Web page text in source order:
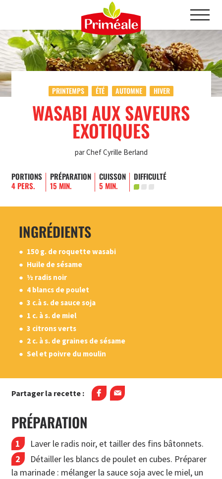
PRINTEMPS ÉTÉ AUTOMNE HIVER
WASABI AUX SAVEURS
EXOTIQUES
par Chef Cyrille Berland
PORTIONS
4 PERS.
PRÉPARATION
15 MIN.
CUISSON
5 MIN.
DIFFICULTÉ
INGRÉDIENTS
150 g. de roquette wasabi
Huile de sésame
½ radis noir
4 blancs de poulet
3 c.à s. de sauce soja
1 c. à s. de miel
3 citrons verts
2 c. à s. de graines de sésame
Sel et poivre du moulin
Partager la recette :
PRÉPARATION
Laver le radis noir, et tailler des fins bâtonnets.
Détailler les blancs de poulet en cubes. Préparer
la marinade : mélanger la sauce soja avec le miel, un